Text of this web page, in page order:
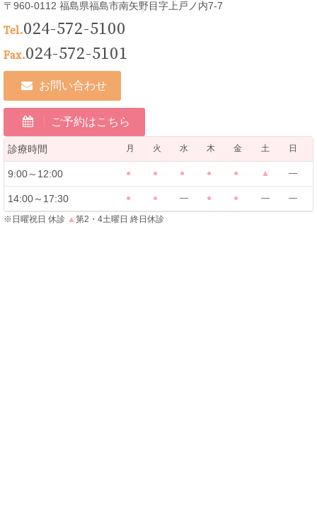
〒960-0112 福島県福島市南矢野目字上戸ノ内7-7
Tel.024-572-5100
Fax.024-572-5101
お問い合わせ
ご予約はこちら
診療時間 月 火 水 木 金 土 日
9:00～12:00 ● ● ● ● ● ▲ ―
14:00～17:30 ● ● ― ● ● ― ―
※日曜祝日 休診 ▲ 第2・4土曜日 終日休診